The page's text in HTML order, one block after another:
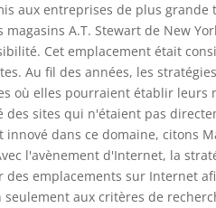
aux entreprises de plus
magasins A.T. Stewart de New
Cet emplacement était
Au fil des années, les
où elles pourraient établir leurs
des sites qui n'étaient pas
dans ce domaine, citons
l'avènement d'Internet, la
des emplacements sur Internet
aux critères de